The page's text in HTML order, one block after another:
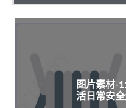
图片素材-
活日常安